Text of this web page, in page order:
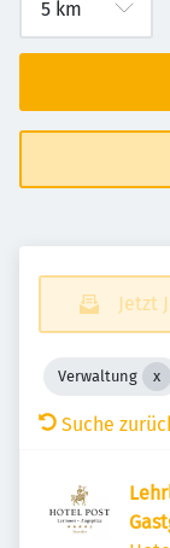
Jetzt
Verwaltung
Suche